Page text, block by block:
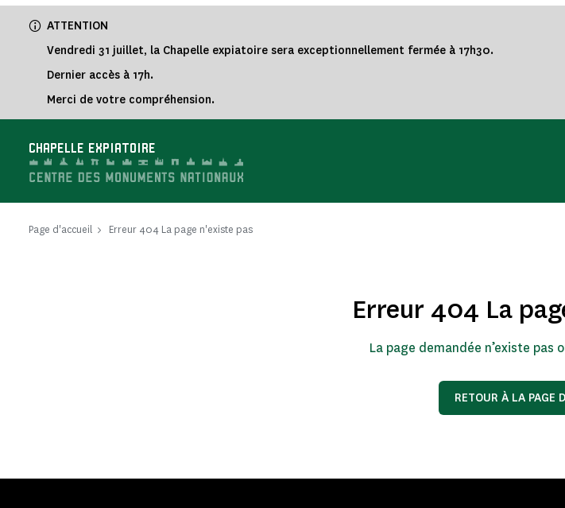
ATTENTION
Vendredi 31 juillet, la Chapelle expiatoire sera exceptionnellement fermée à 17h30.
Dernier accès à 17h.
Merci de votre compréhension.
CHAPELLE EXPIATOIRE
Page d'accueil Erreur 404 La page n'existe pas
Erreur 404 La
La page demandée n’existe pas
RETOUR À LA PAGE